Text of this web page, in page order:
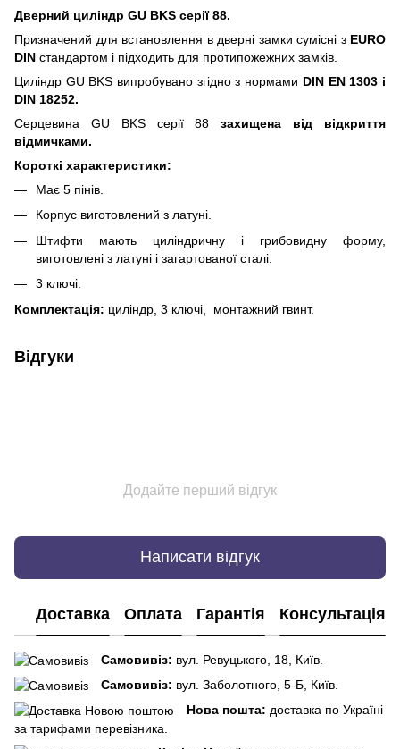
Дверний циліндр GU BKS серії 88.
Призначений для встановлення в дверні замки сумісні з EURO
DIN стандартом і підходить для протипожежних замків.
Циліндр GU BKS випробувано згідно з нормами DIN EN 1303 і
DIN 18252.
Серцевина GU BKS серії 88
захищена від відкриття
відмичками.
Короткі характеристики:
Має 5 пінів.
Корпус виготовлений з латуні.
Штифти мають циліндричну і грибовидну форму,
виготовлені з латуні і загартованої сталі.
3 ключі.
Комплектація: циліндр, 3 ключі, монтажний гвинт.
Відгуки
Додайте перший відгук
Написати відгук
Доставка Оплата Гарантія Консультація
Самовивіз: вул. Ревуцького, 18, Київ.
Самовивіз: вул. Заболотного, 5-Б, Київ.
Нова пошта: доставка по Україні
за тарифами перевізника.